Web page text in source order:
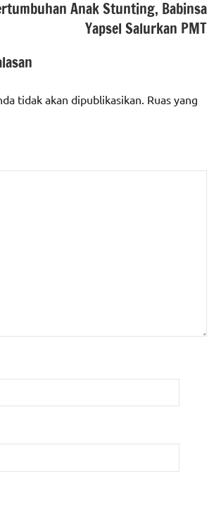
Anak Stunting, Babinsa
Yapsel Salurkan PMT
tidak akan dipublikasikan. Ruas yang